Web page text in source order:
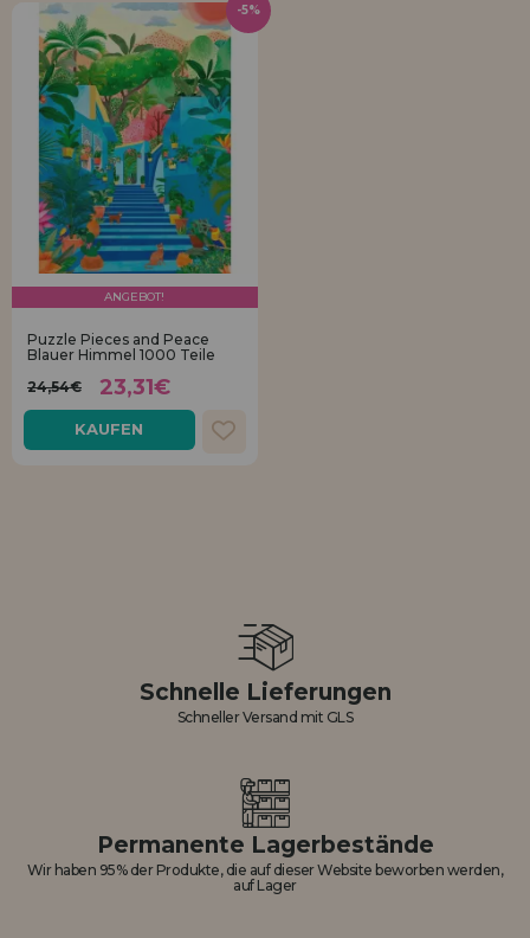
ANGEBOT!
Puzzle Pieces and Peace
Blauer Himmel 1000 Teile
24,54€
23,31€
KAUFEN
-5%
Schnelle Lieferungen
Schneller Versand mit GLS
Permanente Lagerbestände
Wir haben 95% der Produkte, die auf dieser Website beworben werden,
auf Lager